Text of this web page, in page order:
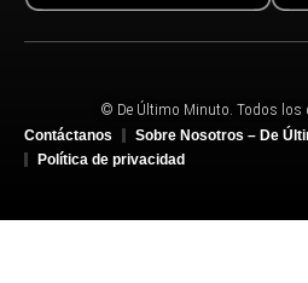
© De Último Minuto. Todos los
Contáctanos
Sobre Nosotros – De
Política de privacidad